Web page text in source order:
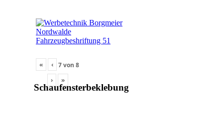
« ‹ 7von8
›
»
Schaufensterbeklebung